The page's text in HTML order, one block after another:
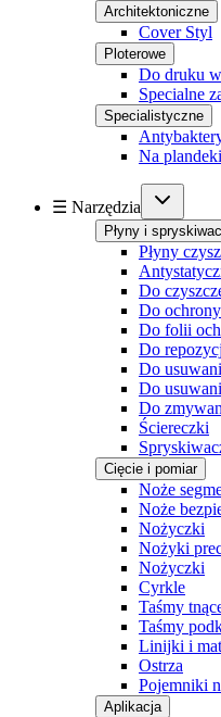
Architektoniczne
Cover Styl
Ploterowe
Do druku
Specialne
Specialistyczne
Na
☰ Narzędzia
Płyny i
Płyny
Do
Do
Do folii
Do
Do
Do
Do
Ściereczki
Cięcie i pomiar
Noże
Noże
Nożyczki
Nożyki
Nożyczki
Cyrkle
Taśmy
Taśmy
Linijki i
Ostrza
Pojemniki
Aplikacja